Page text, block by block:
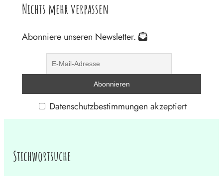
Nichts mehr verpassen
Abonniere unseren Newsletter.
Datenschutzbestimmungen akzeptiert
Stichwortsuche